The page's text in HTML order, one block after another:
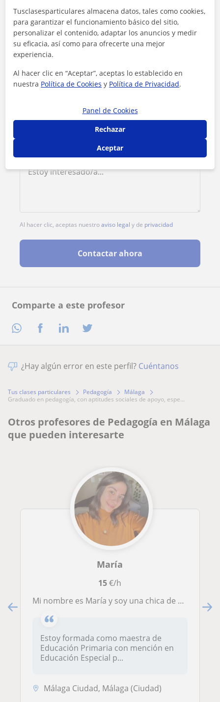
Comparte a este profesor
Tarifa 10 €/h
1ª clase gratis
Al hacer clic, aceptas nuestroaviso legal y de privacidad
Contactar ahora
¿Hay algún error en este perfil? Cuéntanos
Tus clases particulares Pedagogía
Málaga
graduado en pedagogía, con aptitudes sociales de apoyo, espe...
Otros profesores de Pedagogía en Málaga
que pueden interesarte
María
15€/h
Mi nombre es María y soy una chica de 26 años. Estoy formada como maestra de Educación Primaria con mención en Educación Especial.
Estoy formada como maestra de
Educación Primaria con mención en
Educación Especial p...
Málaga Ciudad, Málaga (Ciudad)
Tusclasesparticulares almacena datos, tales como cookies,
para garantizar el funcionamiento básico del sitio,
personalizar el contenido, adaptar los anuncios y medir
su eficacia, así como para ofrecerte una mejor
experiencia.
Al hacer clic en “Aceptar”, aceptas lo establecido en
nuestra Política de Cookies y Política de Privacidad.
Panel de Cookies
Rechazar
Aceptar